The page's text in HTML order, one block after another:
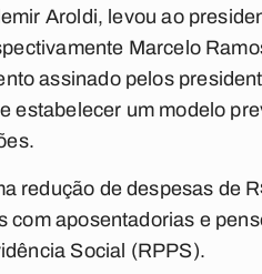
Aroldi, levou ao
Marcelo
assinado pelos
estabelecer um modelo
redução de despesas de
com aposentadorias e
Social (RPPS).